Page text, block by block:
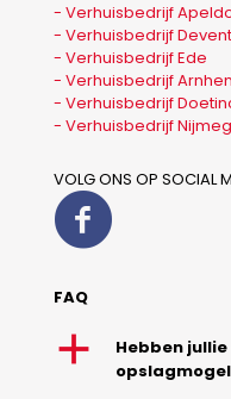
- Verhuisbedrijf
- Verhuisbedrijf
- Verhuisbedrijf Ede
- Verhuisbedrijf
- Verhuisbedrijf
- Verhuisbedrijf
VOLG ONS OP SOCIAL
FAQ
a
Hebben jullie